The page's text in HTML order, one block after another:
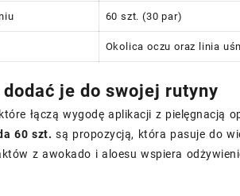
60 szt. (30 par)
Okolica oczu oraz linia
je do swojej rutyny
łączą wygodę aplikacji z pielęgnacją
60 szt. są propozycją, która pasuje do
z awokado i aloesu wspiera